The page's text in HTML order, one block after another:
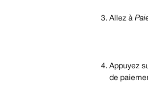
Allez à
Appuyez
de